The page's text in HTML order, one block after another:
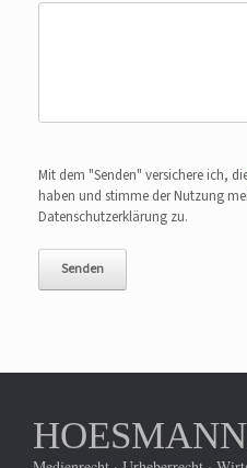
Mit dem "Senden" versichere ich,
haben und stimme der Nutzung
Datenschutzerklärung zu.